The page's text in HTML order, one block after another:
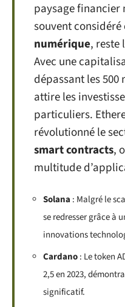
paysage financier
souvent considéré
numérique, reste
Avec une
dépassant les
attire les
particuliers.
révolutionné le
smart contracts,
multitude
Solana : Malgré le
se redresser grâce à
innovations
Cardano: Le token
2,5 en 2023,
significatif.